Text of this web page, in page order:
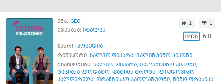
ენა: GEO
ქვეყანა: იტალია
1 1
6.0
ჟანრი: კომედია
რეჟისორი: სალვო ფიკარა, ვალენტინო პიკონე
მსახიობები: სალვო ფიკარა, ვალენტინო პიკონე,
ტიციანა ლოდატო, ფატიმა ტროტა, ლიუდოვიკო
კალდერედა, ფრანჩესკო პაოლანტონი, ნინო ფრასიკა